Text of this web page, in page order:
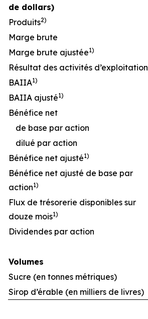
de dollars)
Produits2)
Marge brute
Marge brute ajustée1)
Résultat des activités d’exploitation
BAIIA1)
BAIIA ajusté1)
Bénéfice net
de base par action
dilué par action
Bénéfice net ajusté1)
Bénéfice net ajusté de base par
action1)
Flux de trésorerie disponibles sur
douze mois1)
Dividendes par action
Volumes
Sucre (en tonnes métriques)
Sirop d’érable (en milliers de livres)